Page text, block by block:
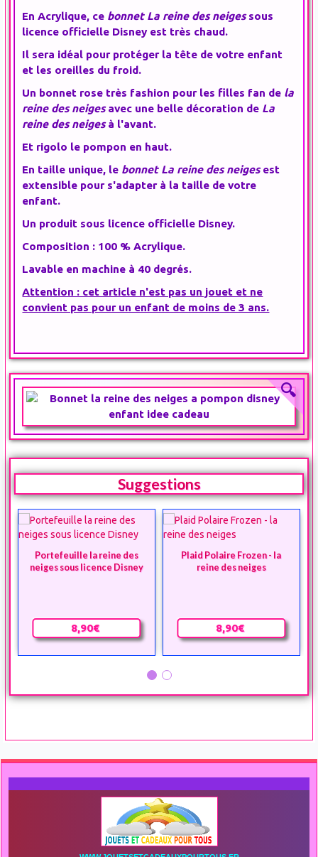
En Acrylique, ce bonnet La reine des neigessous
licence officielle Disney est très chaud.
Il sera idéal pour protéger la tête de votre enfant
et les oreilles du froid.
Un bonnet rose très fashion pour les filles fan de la
reine des neigesavec une belle décoration de La
reine des neigesà l'avant.
Et rigolo le pompon en haut.
En taille unique, le bonnet La reine des neigesest
extensible pour s'adapter à la taille de votre
enfant.
Un produit sous licence officielle Disney.
Composition : 100 % Acrylique.
Lavable en machine à 40 degrés.
Attention : cet article n'est pas un jouet et ne
convient pas pour un enfant de moins de 3 ans.
Suggestions
Portefeuille la reine des
neiges sous licence Disney
8,90€
Plaid Polaire Frozen - la
reine des neiges
8,90€